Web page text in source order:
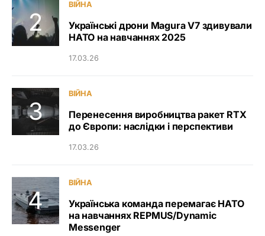
ВІЙНА
Українські дрони Magura V7 здивували
НАТО на навчаннях 2025
17.03.26
ВІЙНА
Перенесення виробництва ракет RTX
до Європи: наслідки і перспективи
17.03.26
ВІЙНА
Українська команда перемагає НАТО
на навчаннях REPMUS/Dynamic
Messenger